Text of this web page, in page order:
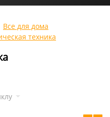
Все для дома
техника